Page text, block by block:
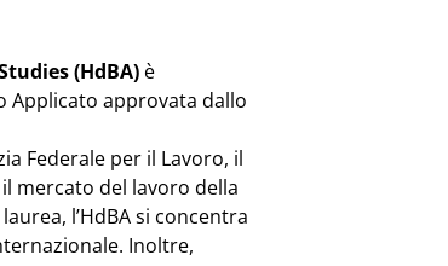
(HdBA)è
Applicato approvata dallo
Federale per il Lavoro, il
mercato del lavoro della
l’HdBA si concentra
Inoltre,